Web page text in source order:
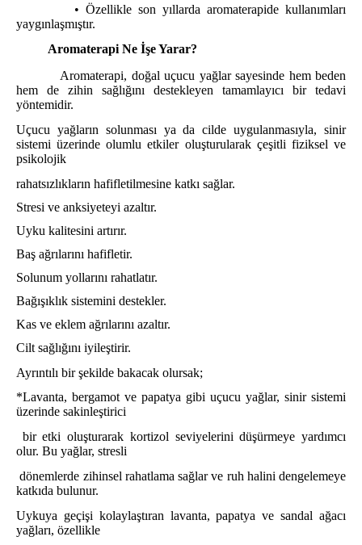
• Özellikle son yıllarda aromaterapide kullanımları
yaygınlaşmıştır.
Aromaterapi Ne İşe Yarar?
Aromaterapi, doğal uçucu yağlar sayesinde hem beden
hem de zihin sağlığını destekleyen tamamlayıcı bir tedavi
yöntemidir.
Uçucu yağların solunması ya da cilde uygulanmasıyla, sinir
sistemi üzerinde olumlu etkiler oluşturularak çeşitli fiziksel ve
psikolojik
rahatsızlıkların hafifletilmesine katkı sağlar.
Stresi ve anksiyeteyi azaltır.
Uyku kalitesini artırır.
Baş ağrılarını hafifletir.
Solunum yollarını rahatlatır.
Bağışıklık sistemini destekler.
Kas ve eklem ağrılarını azaltır.
Cilt sağlığını iyileştirir.
Ayrıntılı bir şekilde bakacak olursak;
*Lavanta, bergamot ve papatya gibi uçucu yağlar, sinir sistemi
üzerinde sakinleştirici
bir etki oluşturarak kortizol seviyelerini düşürmeye yardımcı
olur. Bu yağlar, stresli
dönemlerde zihinsel rahatlama sağlar ve ruh halini dengelemeye
katkıda bulunur.
Uykuya geçişi kolaylaştıran lavanta, papatya ve sandal ağacı
yağları, özellikle